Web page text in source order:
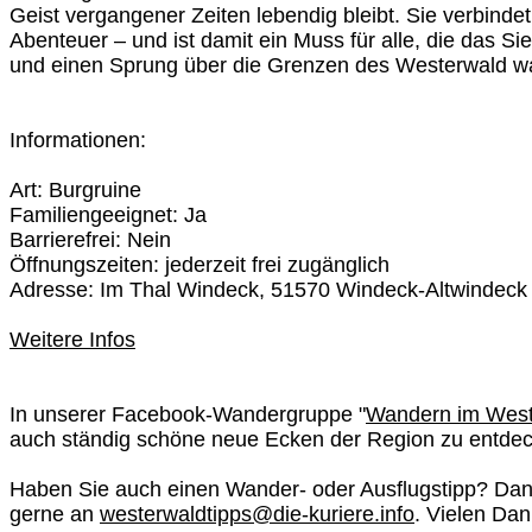
Geist vergangener Zeiten lebendig bleibt. Sie
Abenteuer – und ist damit ein Muss für alle, die das
und einen Sprung über die Grenzen des Westerwald
Informationen:
Art: Burgruine
Familiengeeignet: Ja
Barrierefrei: Nein
Öffnungszeiten: jederzeit frei zugänglich
Adresse: Im Thal Windeck, 51570 Windeck-Altwindeck
Weitere Infos
In unserer Facebook-Wandergruppe "Wandern im
auch ständig schöne neue Ecken der Region zu
Haben Sie auch einen Wander- oder Ausflugstipp?
gerne an westerwaldtipps@die-kuriere.info. Vielen